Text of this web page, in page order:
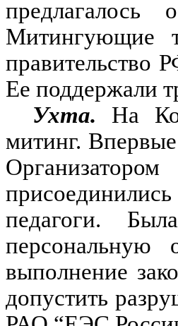
предлагалось
Митингующие
правительство
Ее поддержали
Ухта. На
митинг.
педагоги.
персональную
выполнение
допустить